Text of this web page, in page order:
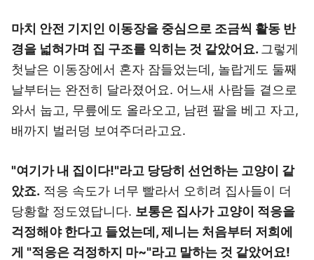
마치 안전 기지인 이동장을 중심으로 조금씩 활동 반
경을 넓혀가며 집 구조를 익히는 것 같았어요. 그렇게
첫날은 이동장에서 혼자 잠들었는데, 놀랍게도 둘째
날부터는 완전히 달라졌어요. 어느새 사람들 곁으로
와서 눕고, 무릎에도 올라오고, 남편 팔을 베고 자고,
배까지 벌러덩 보여주더라고요.
"여기가 내 집이다!"라고 당당히 선언하는 고양이 같
았죠. 적응 속도가 너무 빨라서 오히려 집사들이 더
당황할 정도였답니다. 보통은 집사가 고양이 적응을
걱정해야 한다고 들었는데, 제니는 처음부터 저희에
게 "적응은 걱정하지 마~"라고 말하는 것 같았어요!